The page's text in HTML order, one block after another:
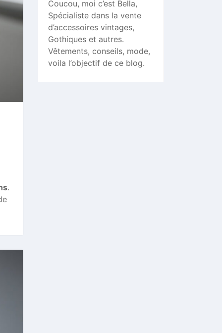
.
Coucou, moi c’est Bella,
Spécialiste dans la vente
d’accessoires vintages,
Gothiques et autres.
Vêtements, conseils, mode,
voila l’objectif de ce blog.